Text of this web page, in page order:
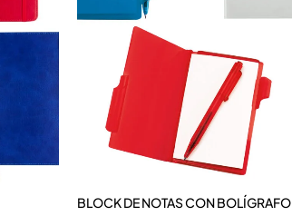
BLOCK DE NOTAS CON BOLÍGRAFO